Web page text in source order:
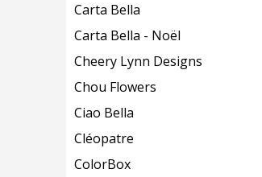
Carta Bella
Carta Bella - Noël
Cheery Lynn Designs
Chou Flowers
Ciao Bella
Cléopatre
ColorBox